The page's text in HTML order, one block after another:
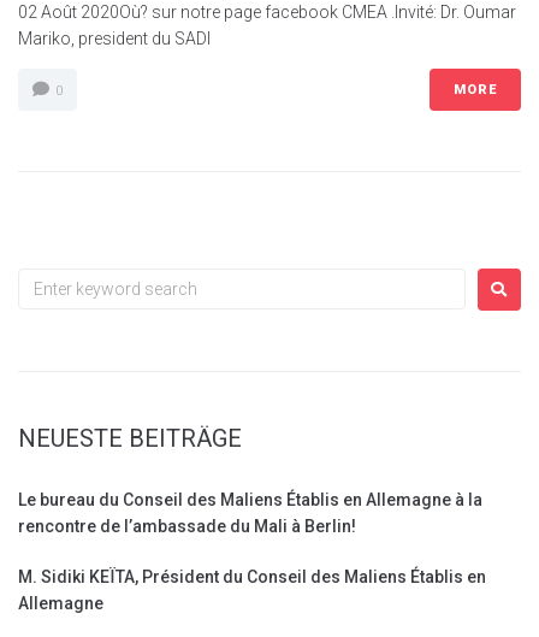
02 Août 2020Où? sur notre page facebook CMEA .Invité: Dr. Oumar
Mariko, president du SADI
0 MORE
NEUESTE BEITRÄGE
Le bureau du Conseil des Maliens Établis en Allemagne à la
rencontre de l’ambassade du Mali à Berlin!
M. Sidiki KEÏTA, Président du Conseil des Maliens Établis en
Allemagne